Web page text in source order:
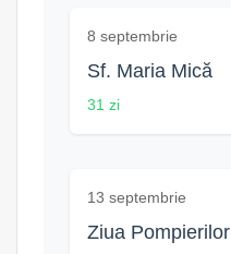
8 septembrie
Sf. Maria Mică
31 zi
13 septembrie
Ziua Pompierilor